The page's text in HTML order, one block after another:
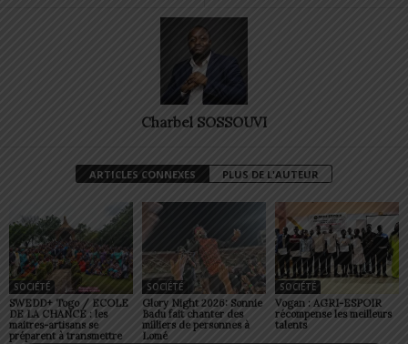
Charbel SOSSOUVI
ARTICLES CONNEXES PLUS DE L'AUTEUR
SOCIÉTÉ
SWEDD+ Togo / ECOLE
DE LA CHANCE : les
maitres-artisans se
préparent à transmettre
SOCIÉTÉ
Glory Night 2026: Sonnie
Badu fait chanter des
milliers de personnes à
Lomé
SOCIÉTÉ
Vogan : AGRI-ESPOIR
récompense les meilleurs
talents